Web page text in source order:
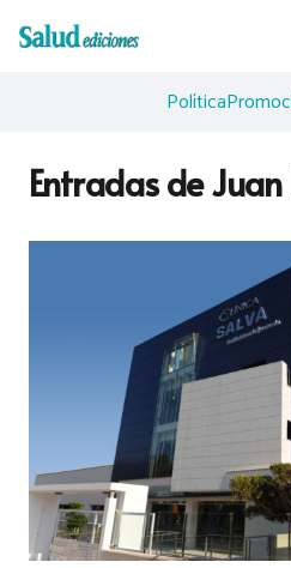
Política
Entradas de